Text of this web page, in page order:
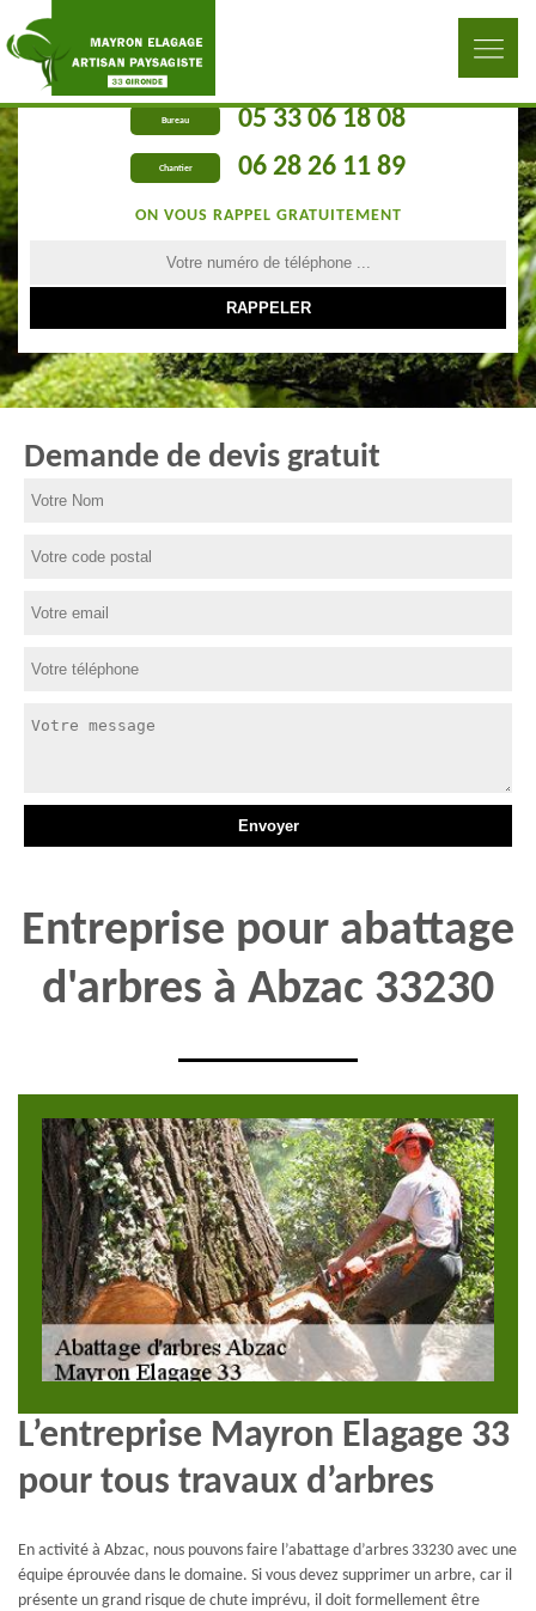
Bureau 05 33 06 18 08
Chantier 06 28 26 11 89
ON VOUS RAPPEL GRATUITEMENT
Demande de devis gratuit
Entreprise pour abattage
d'arbres à Abzac 33230
L’entreprise Mayron Elagage 33
pour tous travaux d’arbres
En activité à Abzac, nous pouvons faire l’abattage d’arbres 33230 avec une
équipe éprouvée dans le domaine. Si vous devez supprimer un arbre, car il
présente un grand risque de chute imprévu, il doit formellement être